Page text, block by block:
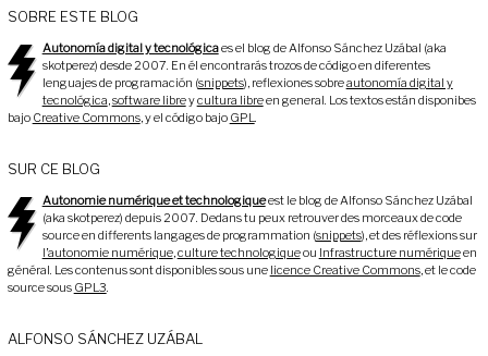
SOBRE ESTE BLOG
Autonomía digital y tecnológicaes el blog de Alfonso Sánchez Uzábal (aka
skotperez) desde 2007. En él encontrarás trozos de código en diferentes
lenguajes de programación (snippets), reflexiones sobreautonomía digital y
tecnológica,software libreycultura libreen general. Los textos están disponibes
bajo Creative Commons, y el código bajo GPL.
SUR CE BLOG
Autonomie numérique et technologiqueest le blog de Alfonso Sánchez Uzábal
(aka skotperez) depuis 2007. Dedans tu peux retrouver des morceaux de code
source en differents langages de programmation (snippets), et des réflexions sur
l’autonomie numérique,culture technologiqueou Infrastructure numériqueen
général. Les contenus sont disponibles sous une licence Creative Commons, et le code
source sous GPL3.
ALFONSO SÁNCHEZ UZÁBAL